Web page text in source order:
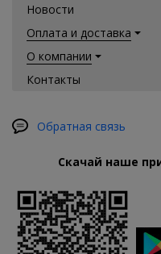
Новости
Оплата и доставка
О компании
Контакты
Обратная связь
Скачай наше